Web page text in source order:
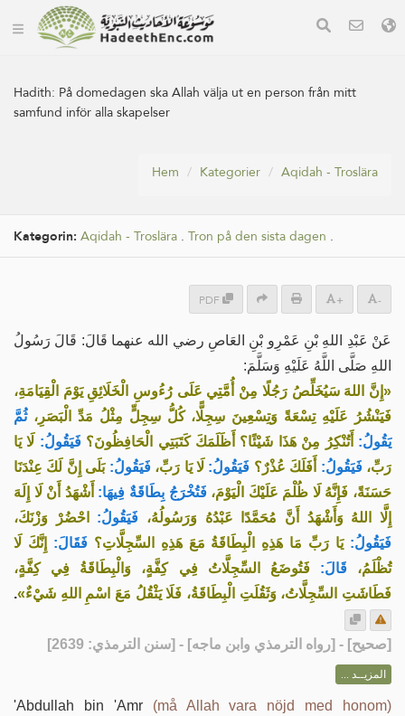
Hadith: På domedagen ska Allah välja ut en person från mitt
samfund inför alla skapelser
Hem Kategorier Aqidah - Troslära
Kategorin: Aqidah - Troslära . Tron på den sista dagen .
PDF + -
عَنْ عَبْدِ اللهِ بْنِ عَمْرِو بْنِ العَاصِ رضي الله عنهما قَالَ: قَالَ رَسُولُ
اللهِ صَلَّى اللَّهُ عَلَيْهِ وَسَلَّمَ:
«إِنَّ اللهَ سَيُخَلِّصُ رَجُلًا مِنْ أُمَّتِي عَلَى رُءُوسِ الْخَلَائِقِ يَوْمَ الْقِيَامَةِ،
فَيَنْشُرُ عَلَيْهِ تِسْعَةً وَتِسْعِينَ سِجِلًّا، كُلُّ سِجِلٍّ مِثْلُ مَدِّ الْبَصَرِ، ثُمَّ
يَقُولُ: أَتُنْكِرُ مِنْ هَذَا شَيْئًا؟ أَظَلَمَكَ كَتَبَتِي الْحَافِظُونَ؟ فَيَقُولُ: لَا يَا
رَبِّ، فَيَقُولُ: أَفَلَكَ عُذْرٌ؟ فَيَقُولُ: لَا يَا رَبِّ، فَيَقُولُ: بَلَى إِنَّ لَكَ عِنْدَنَا
حَسَنَةً، فَإِنَّهُ لَا ظُلْمَ عَلَيْكَ الْيَوْمَ، فَتُخْرَجُ بِطَاقَةٌ فِيهَا: أَشْهَدُ أَنْ لَا إِلَهَ
إِلَّا اللهُ وَأَشْهَدُ أَنَّ مُحَمَّدًا عَبْدُهُ وَرَسُولُهُ، فَيَقُولُ: احْضُرْ وَزْنَكَ،
فَيَقُولُ: يَا رَبِّ مَا هَذِهِ الْبِطَاقَةُ مَعَ هَذِهِ السِّجِلَّاتِ؟ فَقَالَ: إِنَّكَ لَا
تُظْلَمُ، قَالَ: فَتُوضَعُ السِّجِلَّاتُ فِي كِفَّةٍ، وَالْبِطَاقَةُ فِي كِفَّةٍ،
فَطَاشَتِ السِّجِلَّاتُ، وَثَقُلَتِ الْبِطَاقَةُ، فَلَا يَثْقُلُ مَعَ اسْمِ اللهِ شَيْءٌ».
[صحيح] - [رواه الترمذي وابن ماجه] - [سنن الترمذي: 2639]
المزيــد ...
'Abdullah bin 'Amr (må Allah vara nöjd med honom)